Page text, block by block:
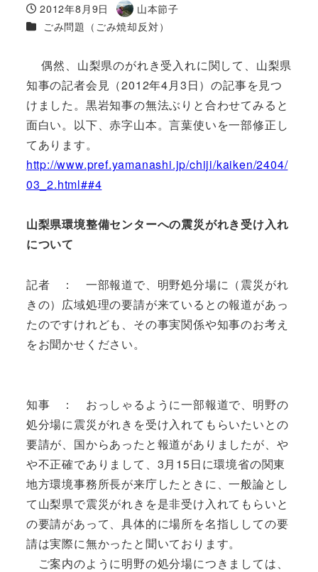
投稿日
2012年8月9日
著
者
山本節子
カテゴリー
ごみ問題（ごみ焼却反対）
偶然、山梨県のがれき受入れに関して、山梨県
知事の記者会見（2012年4月3日）の記事を見つ
けました。黒岩知事の無法ぶりと合わせてみると
面白い。以下、赤字山本。言葉使いを一部修正し
てあります。
http://www.pref.yamanashi.jp/chiji/kaiken/2404/
03_2.html##4
山梨県環境整備センターへの震災がれき受け入れ
について
記者 ： 一部報道で、明野処分場に（震災がれ
きの）広域処理の要請が来ているとの報道があっ
たのですけれども、その事実関係や知事のお考え
をお聞かせください。
知事 ： おっしゃるように一部報道で、明野の
処分場に震災がれきを受け入れてもらいたいとの
要請が、国からあったと報道がありましたが、や
や不正確でありまして、3月15日に環境省の関東
地方環境事務所長が来庁したときに、一般論とし
て山梨県で震災がれきを是非受け入れてもらいと
の要請があって、具体的に場所を名指ししての要
請は実際に無かったと聞いております。
ご案内のように明野の処分場につきましては、